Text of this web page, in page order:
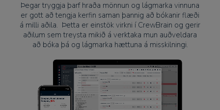
Þegar tryggja þarf hraða mönnun og lágmarka vinnuna
er gott að tengja kerfin saman þannig að bókanir flæði
á milli aðila. Þetta er einstök virkni í CrewBrain og gerir
aðilum sem treysta mikið á verktaka mun auðveldara
að bóka þá og lágmarka hættuna á misskilningi.